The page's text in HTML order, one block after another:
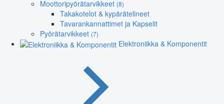
Moottoripyörätarvikkeet (8)
Takakotelot & kypärätelineet
Tavarankannattimet ja Kapselit
Pyörätarvikkeet (7)
Elektroniikka & Komponentit